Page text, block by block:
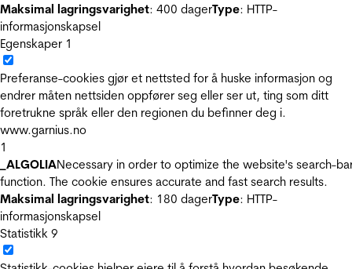
Maksimal lagringsvarighet: 400 dagerType: HTTP-
informasjonskapsel
Egenskaper 1
Preferanse-cookies gjør et nettsted for å huske informasjon og
endrer måten nettsiden oppfører seg eller ser ut, ting som ditt
foretrukne språk eller den regionen du befinner deg i.
www.garnius.no
1
_ALGOLIANecessary in order to optimize the website's search-
function. The cookie ensures accurate and fast search results.
Maksimal lagringsvarighet: 180 dagerType: HTTP-
informasjonskapsel
Statistikk 9